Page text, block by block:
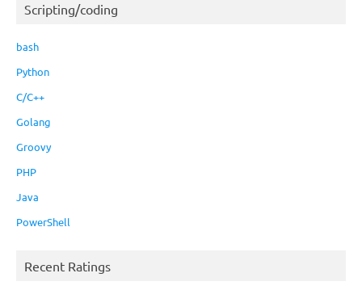
Scripting/coding
bash
Python
C/C++
Golang
Groovy
PHP
Java
PowerShell
Recent Ratings